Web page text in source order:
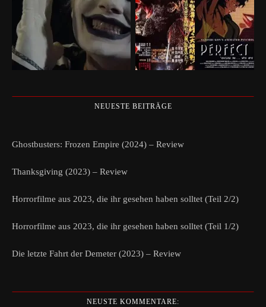
NEUESTE BEITRÄGE
Ghostbusters: Frozen Empire (2024) – Review
Thanksgiving (2023) – Review
Horrorfilme aus 2023, die ihr gesehen haben solltet (Teil 2/2)
Horrorfilme aus 2023, die ihr gesehen haben solltet (Teil 1/2)
Die letzte Fahrt der Demeter (2023) – Review
NEUSTE KOMMENTARE: